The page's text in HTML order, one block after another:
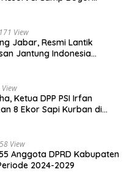
171 View
Jabar, Resmi Lantik
Jantung Indonesia
View
Ketua DPP PSI Irfan
8 Ekor Sapi Kurban di
View
Anggota DPRD Kabupaten
2024-2029